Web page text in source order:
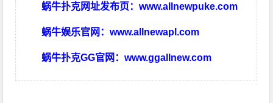
蜗牛扑克网址发布页：www.allnewpuke.com
蜗牛娱乐官网：www.allnewapl.com
蜗牛扑克GG官网：www.ggallnew.com